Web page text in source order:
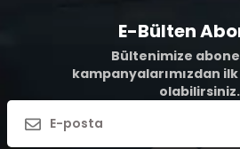
E-Bülten
Bültenimize
kampanyalarımızdan
olabilirsiniz.